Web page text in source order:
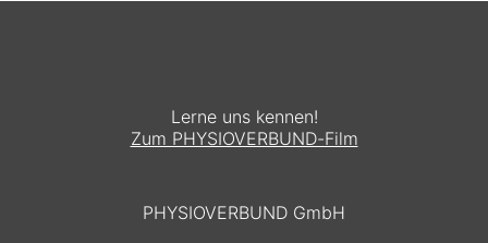
Lerne uns kennen!
Zum PHYSIOVERBUND-Film
PHYSIOVERBUND GmbH